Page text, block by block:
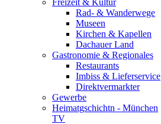
Freizeit & Kultur
Rad- & Wanderwege
Museen
Kirchen & Kapellen
Dachauer Land
Gastronomie & Regionales
Restaurants
Imbiss & Lieferservice
Direktvermarkter
Gewerbe
Heimatgschichtn - München
TV